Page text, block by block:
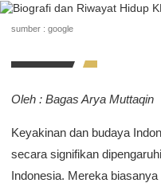
sumber : google
Oleh : Bagas Arya Muttaqin
Keyakinan dan budaya
secara signifikan
Indonesia. Mereka